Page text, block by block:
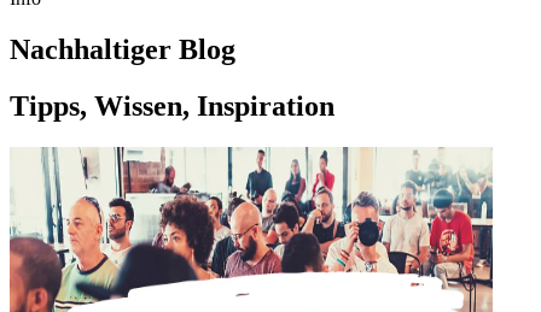
Nachhaltiger Blog
Tipps, Wissen, Inspiration